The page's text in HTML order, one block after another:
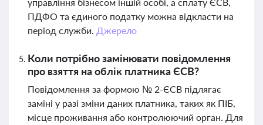
ПДФО та єдиного податку можна відкласти на
період служби. Джерело
Коли потрібно замінювати повідомлення
про взяття на облік платника ЄСВ?
Повідомлення за формою № 2-ЄСВ підлягає
заміні у разі зміни даних платника, таких як ПІБ,
місце проживання або контролюючий орган. Для